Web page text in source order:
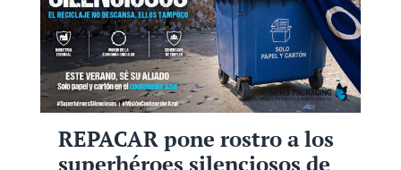
REPACAR pone rostro a los
superhéroes silenciosos de